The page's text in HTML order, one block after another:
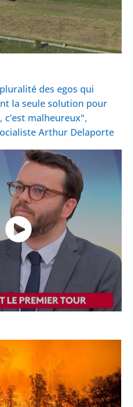
des egos qui
la seule solution pour
malheureux",
Arthur Delaporte